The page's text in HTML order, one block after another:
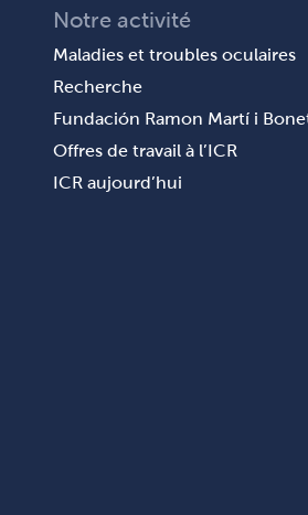
Notre activité
Maladies et troubles oculaires
Recherche
Fundación Ramon Martí i
Offres de travail à l’ICR
ICR aujourd’hui